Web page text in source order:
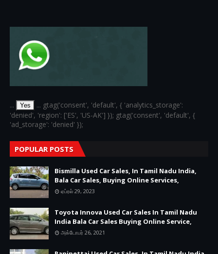
... Yes
... gtag('consent', 'default', { 'analytics_storage':
'denied', 'region': ['ES', 'US-AK'] }); gtag('consent', 'default', {
'ad_storage': 'denied' });
POPULAR POSTS
Bismilla Used Car Sales, In Tamil Nadu India,
Bala Car Sales, Buying Online Services,
ஏப்ரல் 29, 2023
Toyota Innova Used Car Sales In Tamil Nadu
India Bala Car Sales Buying Online Service,
அக்டோபர் 26, 2021